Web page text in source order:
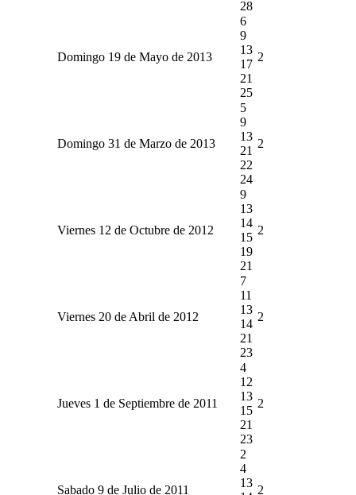
28
Domingo 19 de Mayo de 2013
6
9
13
17
21
25
2
Domingo 31 de Marzo de 2013
5
9
13
21
22
24
2
Viernes 12 de Octubre de 2012
9
13
14
15
19
21
2
Viernes 20 de Abril de 2012
7
11
13
14
21
23
2
Jueves 1 de Septiembre de 2011
4
12
13
15
21
23
2
Sabado 9 de Julio de 2011
2
4
13
2